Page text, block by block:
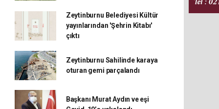
Zeytinburnu Belediyesi Kültür
yayınlarından 'Şehrin Kitabı'
çıktı
Zeytinburnu Sahilinde karaya
oturan gemi parçalandı
Başkanı Murat Aydın ve eşi